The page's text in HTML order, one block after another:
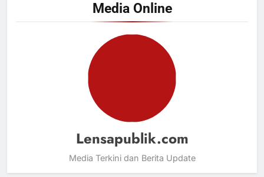
Media Online
Lensapublik.com
Media Terkini dan Berita Update